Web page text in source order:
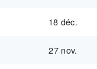
18 déc.
27 nov.